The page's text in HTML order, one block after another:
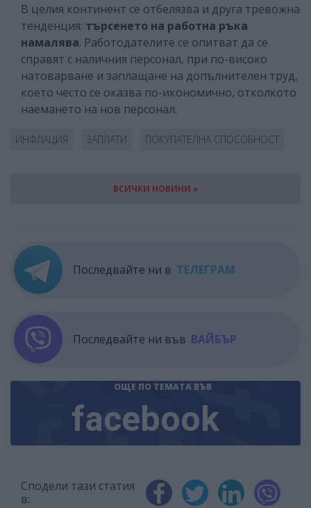
В целия континент се отбелязва и друга тревожна
тенденция: търсенето на работна ръка
намалява. Работодателите се опитват да се
справят с наличния персонал, при по-високо
натоварване и заплащане на допълнителен труд,
което често се оказва по-икономично, отколкото
наемането на нов персонал.
ИНФЛАЦИЯ ЗАПЛАТИ ПОКУПАТЕЛНА СПОСОБНОСТ
ВСИЧКИ НОВИНИ »
Последвайте ни в ТЕЛЕГРАМ
Последвайте ни във ВАЙБЪР
ОЩЕ ПО ТЕМАТА ВЪВ
facebook
Сподели тази статия
в: